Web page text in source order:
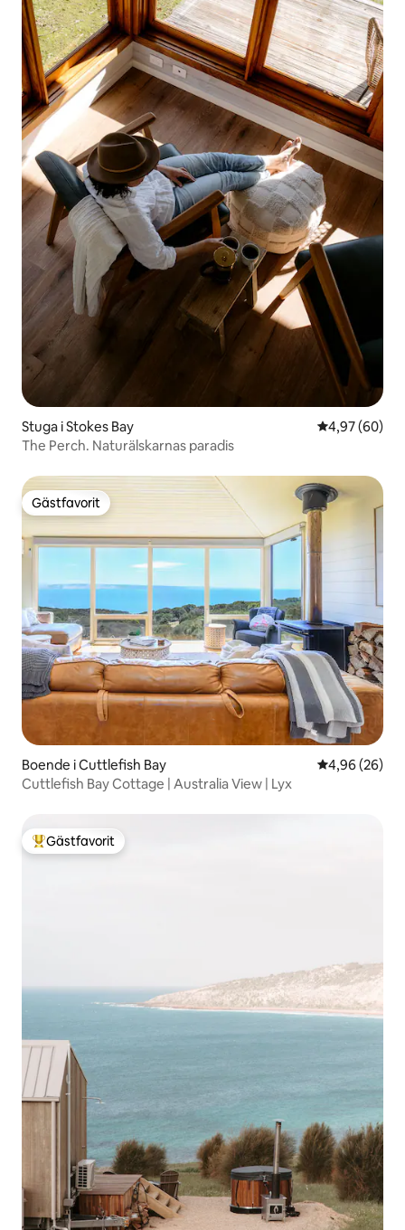
Stuga i Stokes Bay 4,97 av 5 i
4,97 (60)
The Perch. Naturälskarnas paradis
Gästfavorit
Gästfavorit
Boende i Cuttlefish Bay 4,96 av 5 i
4,96 (26)
Cuttlefish Bay Cottage | Australia View | Lyx
Populär gästfavorit
Gästfavorit